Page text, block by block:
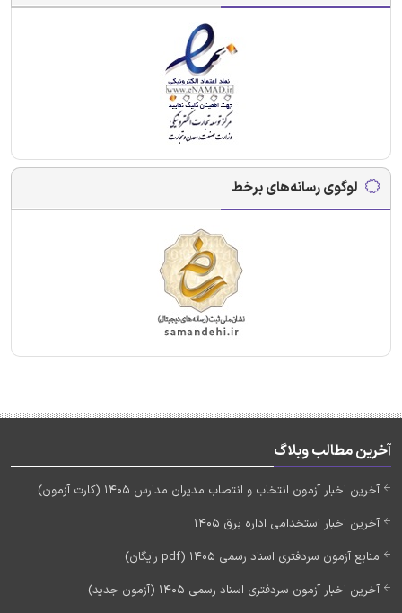
لوگوی رسانه‌های برخط
آخرین مطالب وبلاگ
آخرین اخبار آزمون انتخاب و انتصاب مدیران مدارس 1405 (کارت آزمون)
آخرین اخبار استخدامی اداره برق 1405
منابع آزمون سردفتری اسناد رسمی 1405 (pdf رایگان)
آخرین اخبار آزمون سردفتری اسناد رسمی 1405 (آزمون جدید)